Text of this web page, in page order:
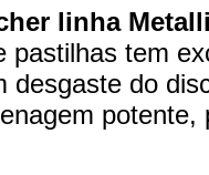
linha
pastilhas tem
desgaste do
potente,